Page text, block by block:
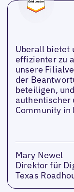
Uberall bietet
effizienter zu
unsere
der
beteiligen,
authentischer
Community in
Mary Newel
Direktor für
Texas